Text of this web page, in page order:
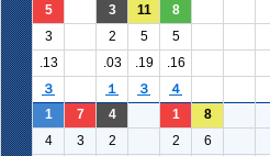
5 3 11 8
3 2 5
5
.13
.03 .19
.16
３
１ ３ ４
1 7 4 1
8
4
3 2 2
6